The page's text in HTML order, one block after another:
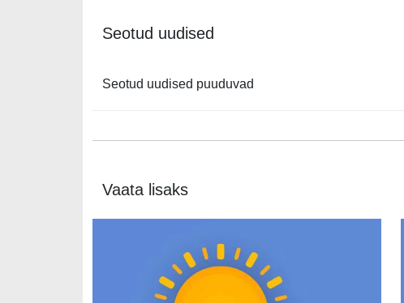
Seotud uudised
Seotud uudised puuduvad
Vaata lisaks